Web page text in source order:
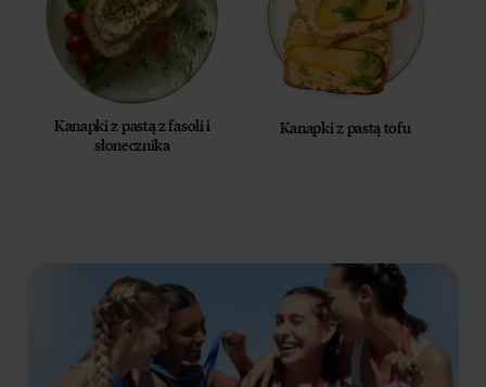
Kanapki z pastą z fasoli i
słonecznika
Kanapki z pastą tofu